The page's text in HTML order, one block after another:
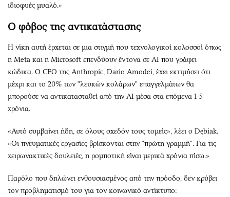
ιδιοφυές μυαλό.»
Ο φόβος της αντικατάστασης
Η νίκη αυτή έρχεται σε μια στιγμή που τεχνολογικοί κολοσσοί όπως
η Meta και η Microsoft επενδύουν έντονα σε AI που γράφει
κώδικα. Ο CEO της Anthropic, Dario Amodei, έχει εκτιμήσει ότι
μέχρι και το 20% των "λευκών κολάρων" επαγγελμάτων θα
μπορούσε να αντικατασταθεί από την AI μέσα στα επόμενα 1-5
χρόνια.
«Αυτό συμβαίνει ήδη, σε όλους σχεδόν τους τομείς», λέει ο Dębiak.
«Οι πνευματικές εργασίες βρίσκονται στην "πρώτη γραμμή". Για τις
χειρωνακτικές δουλειές, η ρομποτική είναι μερικά χρόνια πίσω.»
Παρόλο που δηλώνει ενθουσιασμένος από την πρόοδο, δεν κρύβει
τον προβληματισμό του για τον κοινωνικό αντίκτυπο: